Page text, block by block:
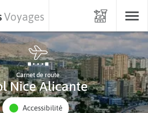
Voyages
Carnet de route
Nice Alicante
Accessibilité